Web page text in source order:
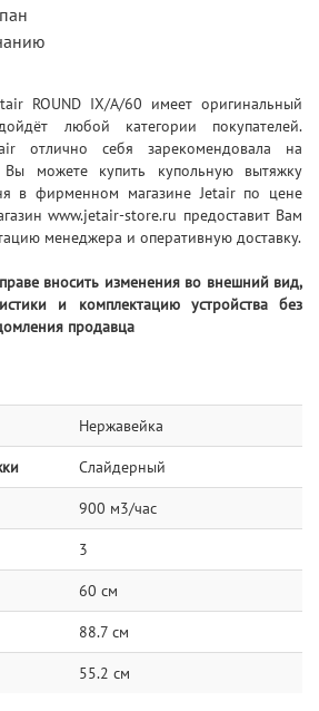
ROUND IX/A/60 имеет оригинальный
любой категории покупателей.
отлично себя зарекомендовала на
можете купить купольную вытяжку
в фирменном магазине Jetair по цене
www.jetair-store.ru предоставит Вам
менеджера и оперативную доставку.
вносить изменения во внешний вид,
и комплектацию устройства без
продавца
Нержавейка
Слайдерный
900 м3/час
3
60 см
88.7 см
55.2 см